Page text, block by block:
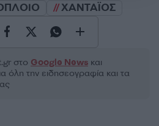
ΧΑΝΤΑΪΟΣ
στο Google News και
όλη την ειδησεογραφία και τα